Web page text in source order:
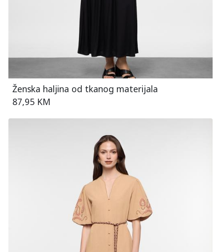
Ženska haljina od tkanog materijala
87,95 KM